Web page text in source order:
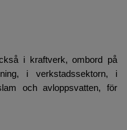
i kraftverk, ombord på
i verkstadssektorn, i
och avloppsvatten, för